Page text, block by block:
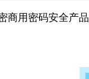
商用密码安全产品